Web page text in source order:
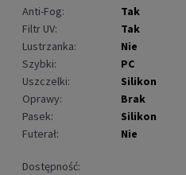
Anti-Fog:
Tak
Filtr UV:
Tak
Lustrzanka:
Nie
Szybki:
PC
Uszczelki:
Silikon
Oprawy:
Brak
Pasek:
Silikon
Futerał:
Nie
Dostępność: